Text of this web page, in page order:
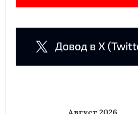
Август 2026